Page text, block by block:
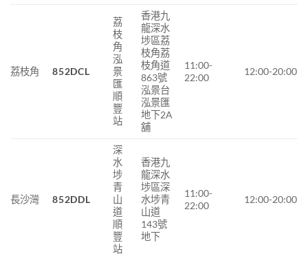
荔枝角 852DCL
荔
枝
角
泓
景
匯
順
豐
站
香港九
龍深水
埗區荔
枝角荔
枝角道
863號
泓景台
泓景匯
地下2A
舖
11:00-
22:00
12:00-20:00
長沙灣 852DDL
深
水
埗
青
山
道
順
豐
站
香港九
龍深水
埗區深
水埗青
山道
143號
地下
11:00-
22:00
12:00-20:00